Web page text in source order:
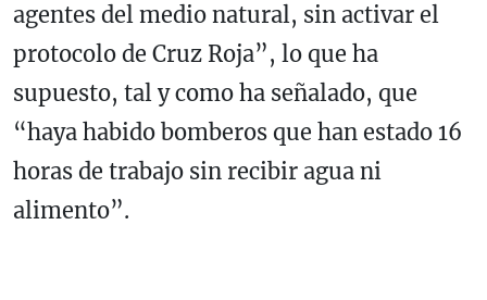
agentes del medio natural, sin activar el
protocolo de Cruz Roja”, lo que ha
supuesto, tal y como ha señalado, que
“haya habido bomberos que han estado 16
horas de trabajo sin recibir agua ni
alimento”.